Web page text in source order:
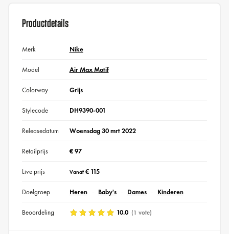
Productdetails
Merk Nike
Model Air Max Motif
Colorway Grijs
Stylecode DH9390-001
Releasedatum Woensdag 30 mrt 2022
Retailprijs € 97
Live prijs Vanaf€ 115
Doelgroep Heren Baby's Dames Kinderen
Beoordeling 10.0 (1 vote)